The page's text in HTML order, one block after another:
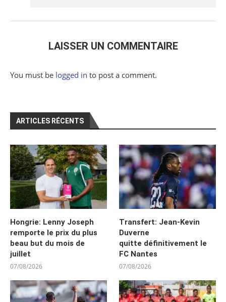
LAISSER UN COMMENTAIRE
You must be logged in to post a comment.
ARTICLES RÉCENTS
Hongrie: Lenny Joseph
remporte le prix du plus
beau but du mois de
juillet
07/08/2026
Transfert: Jean-Kevin
Duverne
quitte définitivement le
FC Nantes
07/08/2026